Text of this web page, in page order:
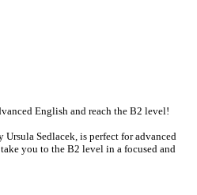
English and reach the B2 level!
Sedlacek, is perfect for advanced
you to the B2 level in a focused and